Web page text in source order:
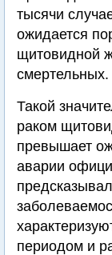
тысячи
ожидается
щитовидной
смертельных.
Такой
раком
превышает
аварии
периодом и